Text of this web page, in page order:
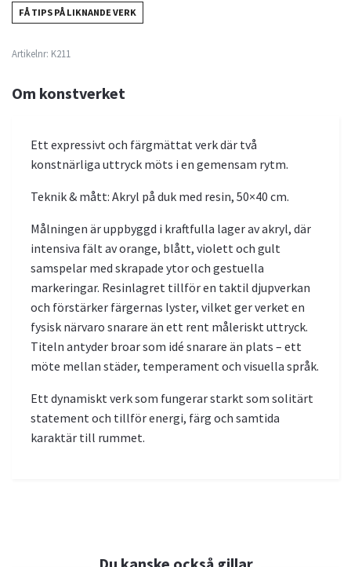
FÅ TIPS PÅ LIKNANDE VERK
Artikelnr: K211
Om konstverket
Ett expressivt och färgmättat verk där två
konstnärliga uttryck möts i en gemensam rytm.
Teknik & mått: Akryl på duk med resin, 50×40 cm.
Målningen är uppbyggd i kraftfulla lager av akryl, där
intensiva fält av orange, blått, violett och gult
samspelar med skrapade ytor och gestuella
markeringar. Resinlagret tillför en taktil djupverkan
och förstärker färgernas lyster, vilket ger verket en
fysisk närvaro snarare än ett rent måleriskt uttryck.
Titeln antyder broar som idé snarare än plats – ett
möte mellan städer, temperament och visuella språk.
Ett dynamiskt verk som fungerar starkt som solitärt
statement och tillför energi, färg och samtida
karaktär till rummet.